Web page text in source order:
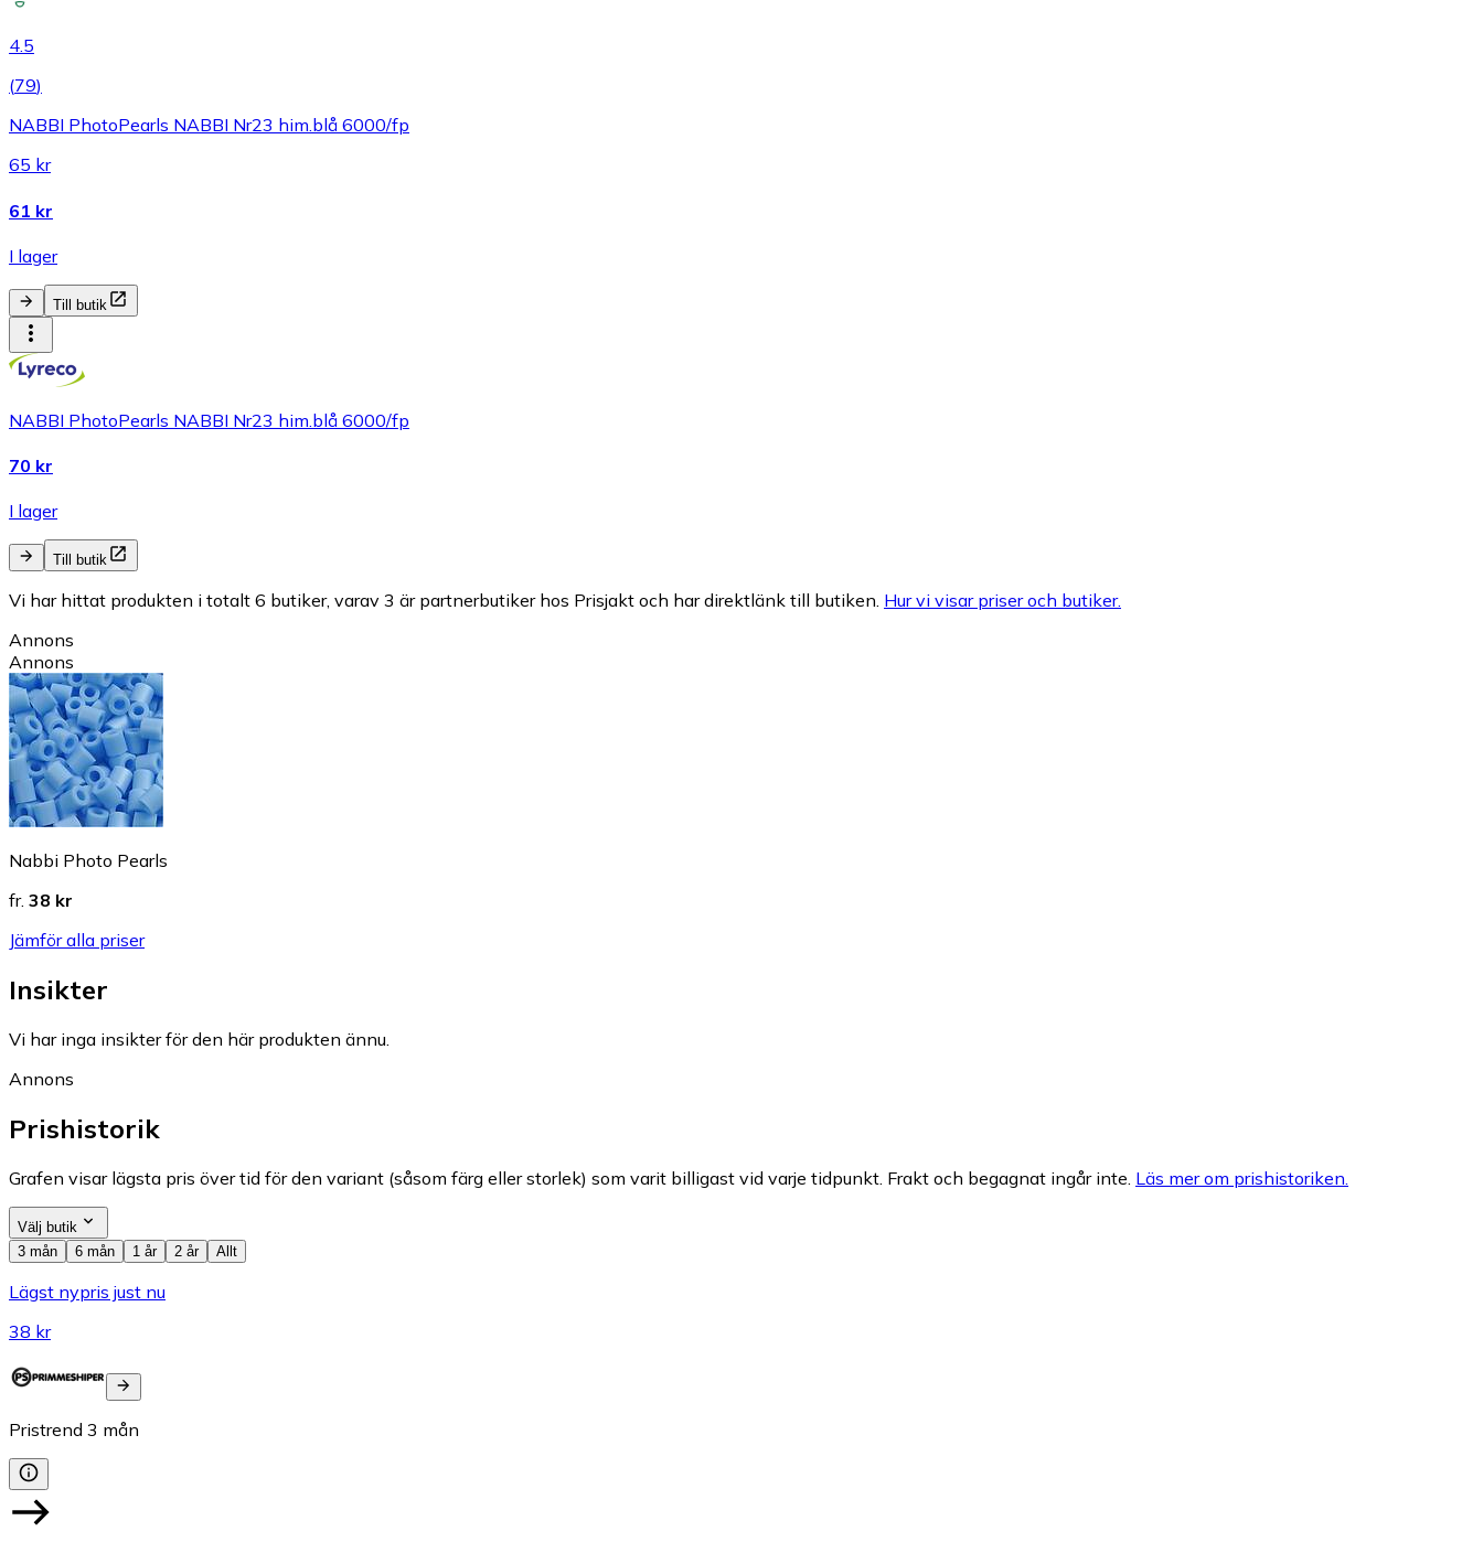
4.5
(79)
NABBI PhotoPearls NABBI Nr23 him.blå 6000/fp
65 kr
61 kr
I lager
Till butik
NABBI PhotoPearls NABBI Nr23 him.blå 6000/fp
70 kr
I lager
Till butik
Vi har hittat produkten i totalt 6 butiker, varav 3 är partnerbutiker hos Prisjakt och har direktlänk till butiken. Hur vi visar priser och butiker.
Annons
Annons
Nabbi Photo Pearls
fr. 38 kr
Jämför alla priser
Insikter
Vi har inga insikter för den här produkten ännu.
Annons
Prishistorik
Grafen visar lägsta pris över tid för den variant (såsom färg eller storlek) som varit billigast vid varje tidpunkt. Frakt och begagnat ingår inte. Läs mer om prishistoriken.
Välj butik
3 mån
6 mån 1 år 2 år Allt
Lägst nypris just nu
38 kr
Pristrend 3 mån